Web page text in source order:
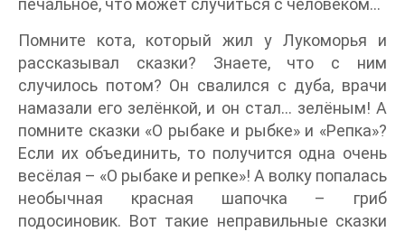
печальное, что может случиться с человеком…
Помните кота, который жил у Лукоморья и
рассказывал сказки? Знаете, что с ним
случилось потом? Он свалился с дуба, врачи
намазали его зелёнкой, и он стал… зелёным! А
помните сказки «О рыбаке и рыбке» и «Репка»?
Если их объединить, то получится одна очень
весёлая – «О рыбаке и репке»! А волку попалась
необычная красная шапочка – гриб
подосиновик. Вот такие неправильные сказки